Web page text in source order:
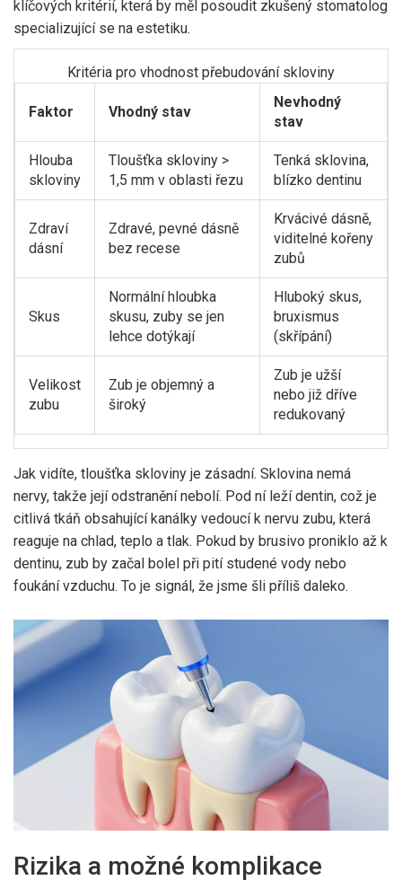
klíčových kritérií, která by měl posoudit zkušený stomatolog
specializující se na estetiku.
Kritéria pro vhodnost přebudování skloviny
Faktor Vhodný stav
Nevhodný
stav
Hlouba
skloviny
Tloušťka skloviny >
1,5 mm v oblasti řezu
Tenká sklovina,
blízko dentinu
Zdraví
dásní
Zdravé, pevné dásně
bez recese
Krvácivé dásně,
viditelné kořeny
zubů
Skus
Normální hloubka
skusu, zuby se jen
lehce dotýkají
Hluboký skus,
bruxismus
(skřípání)
Velikost
zubu
Zub je objemný a
široký
Zub je užší
nebo již dříve
redukovaný
Jak vidíte, tloušťka skloviny je zásadní. Sklovina nemá
nervy, takže její odstranění nebolí. Pod ní ležídentin, což je
citlivá tkáň obsahující kanálky vedoucí k nervu zubu, která
reaguje na chlad, teplo a tlak. Pokud by brusivo proniklo až k
dentinu, zub by začal bolel při pití studené vody nebo
foukání vzduchu. To je signál, že jsme šli příliš daleko.
Rizika a možné komplikace